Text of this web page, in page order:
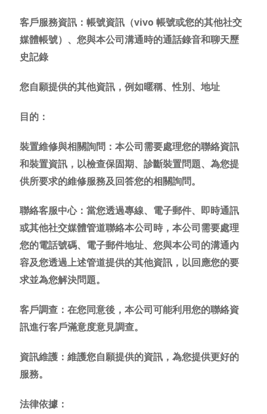
客戶服務資訊：帳號資訊（vivo 帳號或您的其他社交
媒體帳號）、您與本公司溝通時的通話錄音和聊天歷
史記錄
您自願提供的其他資訊，例如暱稱、性別、地址
目的：
裝置維修與相關詢問：本公司需要處理您的聯絡資訊
和裝置資訊，以檢查保固期、診斷裝置問題、為您提
供所要求的維修服務及回答您的相關詢問。
聯絡客服中心：當您透過專線、電子郵件、即時通訊
或其他社交媒體管道聯絡本公司時，本公司需要處理
您的電話號碼、電子郵件地址、您與本公司的溝通內
容及您透過上述管道提供的其他資訊，以回應您的要
求並為您解決問題。
客戶調查：在您同意後，本公司可能利用您的聯絡資
訊進行客戶滿意度意見調查。
資訊維護：維護您自願提供的資訊，為您提供更好的
服務。
法律依據：